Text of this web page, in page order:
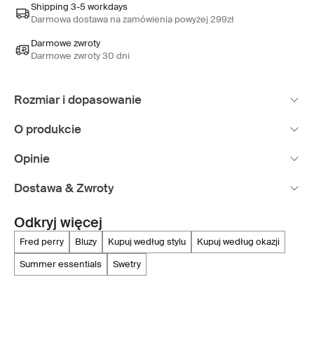
Shipping 3-5 workdays
Darmowa dostawa na zamówienia powyżej 299zł
Darmowe zwroty
Darmowe zwroty 30 dni
Rozmiar i dopasowanie
O produkcie
Opinie
Dostawa & Zwroty
Odkryj więcej
fred perry bluzy kupuj według stylu
kupuj według okazji
summer essentials
swetry